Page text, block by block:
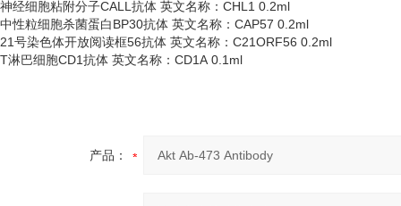
神经细胞粘附分子CALL抗体 英文名称：CHL1 0.2ml
中性粒细胞杀菌蛋白BP30抗体 英文名称：CAP57 0.2ml
21号染色体开放阅读框56抗体 英文名称：C21ORF56 0.2ml
T淋巴细胞CD1抗体 英文名称：CD1A 0.1ml
产品：